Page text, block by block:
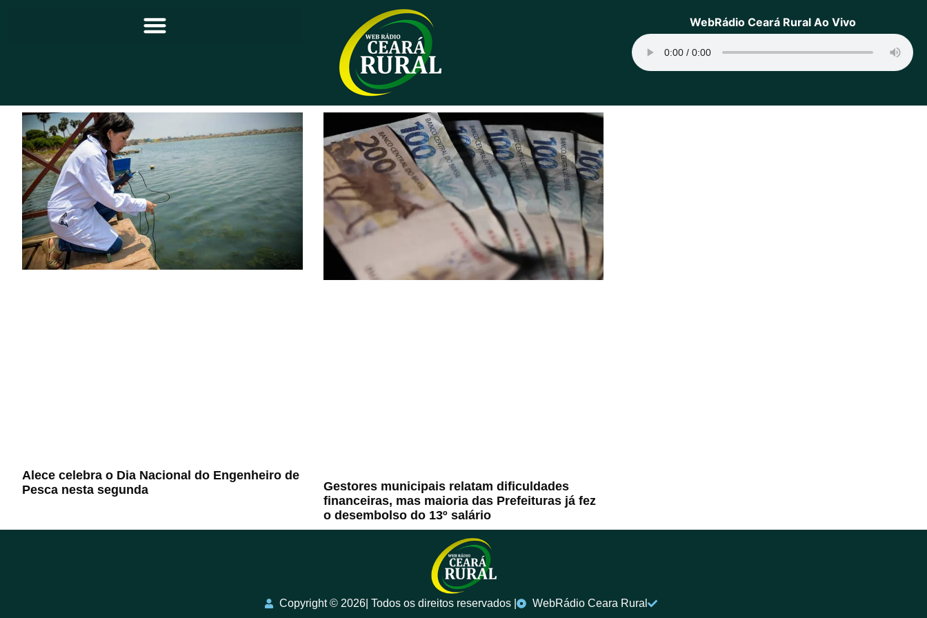
Principal
Notícias
Programação
Equipe
Contato
Sobre
WebRádio Ceará Rural Ao Vivo
Alece celebra o Dia Nacional do Engenheiro de
Pesca nesta segunda
Gestores municipais relatam dificuldades
financeiras, mas maioria das Prefeituras já fez
o desembolso do 13º salário
Copyright ©️ 2026| Todos os direitos reservados | WebRádio Ceara Rural